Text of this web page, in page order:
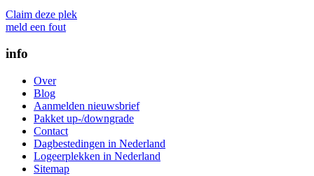
Claim deze plek
meld een fout
info
Over
Blog
Aanmelden nieuwsbrief
Pakket up-/downgrade
Contact
Dagbestedingen in Nederland
Logeerplekken in Nederland
Sitemap